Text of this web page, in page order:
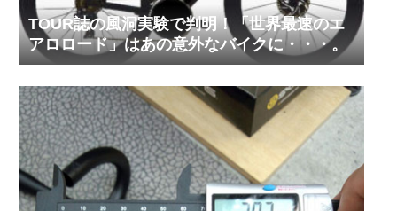
TOUR誌の風洞実験で判明！「世界最速のエ
アロロード」はあの意外なバイクに・・・。